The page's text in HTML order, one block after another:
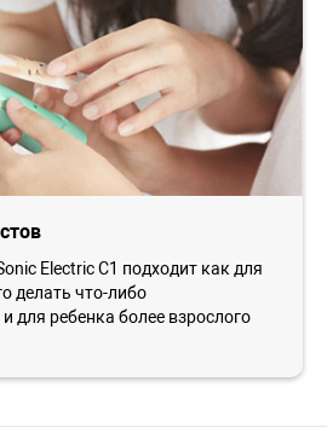
Electric С1 подходит как для
делать что-либо
для ребенка более взрослого